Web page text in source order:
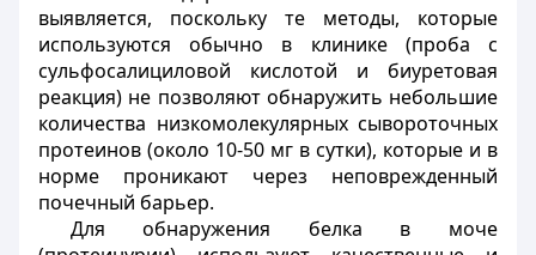
выявляется, поскольку те методы, которые
используются обычно в клинике (проба с
сульфосалициловой кислотой и биуретовая
реакция) не позволяют обнаружить небольшие
количества низкомолекулярных сывороточных
протеинов (около 10-50 мг в сутки), которые и в
норме проникают через неповрежденный
почечный барьер.
Для обнаружения белка в моче